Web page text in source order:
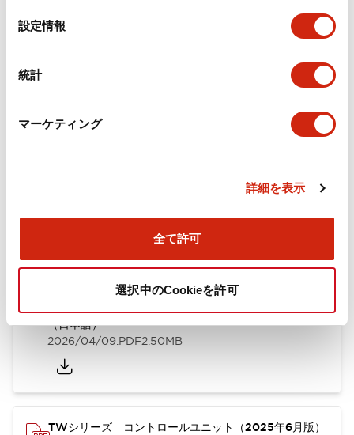
設定情報
統計
マーケティング
詳細を表示
全て許可
選択中のCookieを許可
規格・認証 技術文書
（日本語）
2026/04/09.PDF2.50MB
TWシリーズ コントロールユニット（2025年6月版）